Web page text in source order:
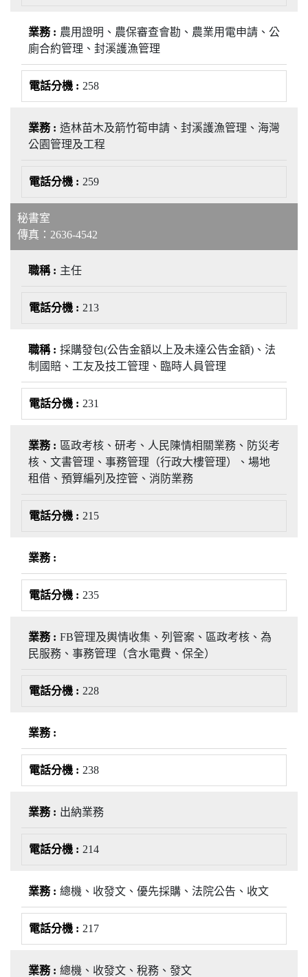
農用證明、農保審查會勘、農業用電申請、公
廁合約管理、封溪護漁管理
258
造林苗木及箭竹筍申請、封溪護漁管理、海灣
公園管理及工程
259
秘書室
傳真：2636-4542
主任
213
採購發包(公告金額以上及未達公告金額)、法
制國賠、工友及技工管理、臨時人員管理
231
區政考核、研考、人民陳情相關業務、防災考
核、文書管理、事務管理（行政大樓管理）、場地
租借、預算編列及控管、消防業務
215
235
FB管理及輿情收集、列管案、區政考核、為
民服務、事務管理（含水電費、保全）
228
238
出納業務
214
總機、收發文、優先採購、法院公告、收文
217
總機、收發文、稅務、發文